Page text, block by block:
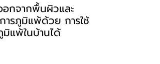
กจากพื้นผิวและ
ารภูมิแพ้ด้วย การใช้
แพ้ในบ้านได้